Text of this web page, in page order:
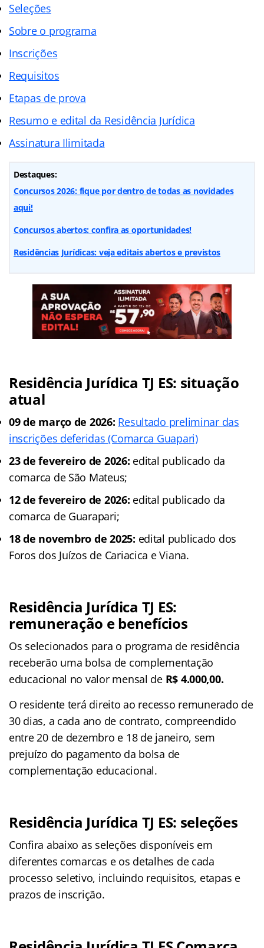
Seleções
Sobre o programa
Inscrições
Requisitos
Etapas de prova
Resumo e edital da Residência Jurídica
Assinatura Ilimitada
Destaques:
Concursos 2026: fique por dentro de todas as novidades
aqui!
Concursos abertos: confira as oportunidades!
Residências Jurídicas: veja editais abertos e previstos
Residência Jurídica TJ ES: situação
atual
09 de março de 2026: Resultado preliminar das
inscrições deferidas (Comarca Guapari)
23 de fevereiro de 2026: edital publicado da
comarca de São Mateus;
12 de fevereiro de 2026: edital publicado da
comarca de Guarapari;
18 de novembro de 2025: edital publicado dos
Foros dos Juízos de Cariacica e Viana.
Residência Jurídica TJ ES:
remuneração e benefícios
Os selecionados para o programa de residência
receberão uma bolsa de complementação
educacional no valor mensal de R$ 4.000,00.
O residente terá direito ao recesso remunerado de
30 dias, a cada ano de contrato, compreendido
entre 20 de dezembro e 18 de janeiro, sem
prejuízo do pagamento da bolsa de
complementação educacional.
Residência Jurídica TJ ES: seleções
Confira abaixo as seleções disponíveis em
diferentes comarcas e os detalhes de cada
processo seletivo, incluindo requisitos, etapas e
prazos de inscrição.